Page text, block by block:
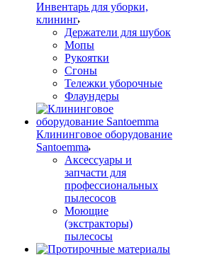
Инвентарь для уборки,
клининг
Держатели для шубок
Мопы
Рукоятки
Сгоны
Тележки уборочные
Флаундеры
Клининговое оборудование
Santoemma
Аксессуары и
запчасти для
профессиональных
пылесосов
Моющие
(экстракторы)
пылесосы